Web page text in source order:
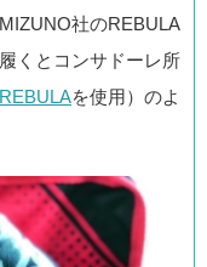
社のREBULA
くとコンサドーレ所
REBULAを使用）のよ